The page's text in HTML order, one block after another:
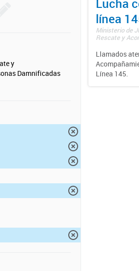
y
Damnificadas
Lucha
línea
Ministerio de
Rescate y
Llamados
Línea 145.